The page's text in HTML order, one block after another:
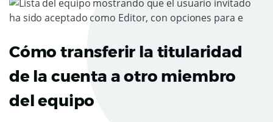
Cómo transferir la titularidad
de la cuenta a otro miembro
del equipo